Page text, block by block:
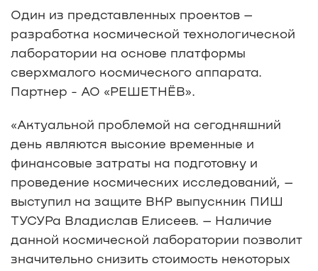
Один из представленных проектов –
разработка космической технологической
лаборатории на основе платформы
сверхмалого космического аппарата.
Партнер - АО «РЕШЕТНЁВ».
«Актуальной проблемой на сегодняшний
день являются высокие временные и
финансовые затраты на подготовку и
проведение космических исследований, –
выступил на защите ВКР выпускник ПИШ
ТУСУРа Владислав Елисеев. – Наличие
данной космической лаборатории позволит
значительно снизить стоимость некоторых